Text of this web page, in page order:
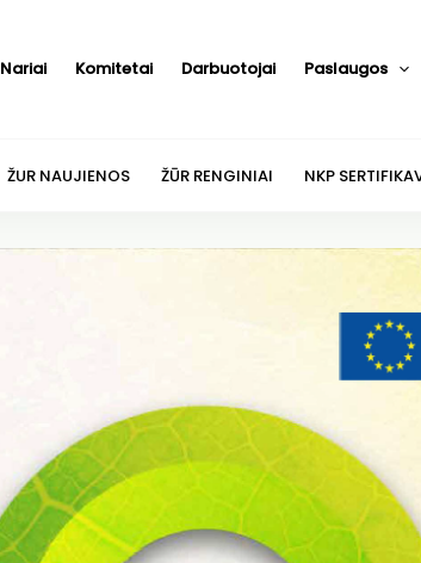
Nariai Komitetai Darbuotojai Paslaugos
ŽUR NAUJIENOS ŽŪR RENGINIAI NKP